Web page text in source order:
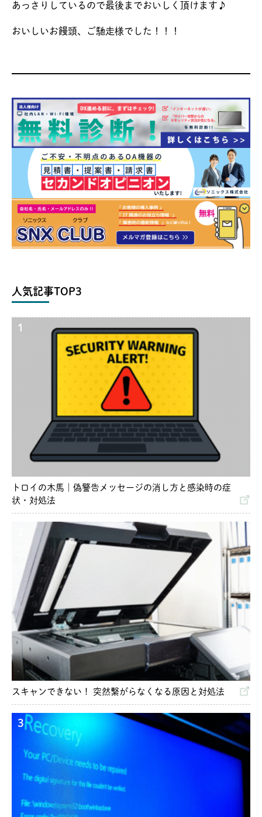
あっさりしているので最後までおいしく頂けます♪
おいしいお饅頭、ご馳走様でした！！！
人気記事TOP3
1
トロイの木馬｜偽警告メッセージの消し方と感染時の症
状・対処法
スキャンできない！ 突然繋がらなくなる原因と対処法
3